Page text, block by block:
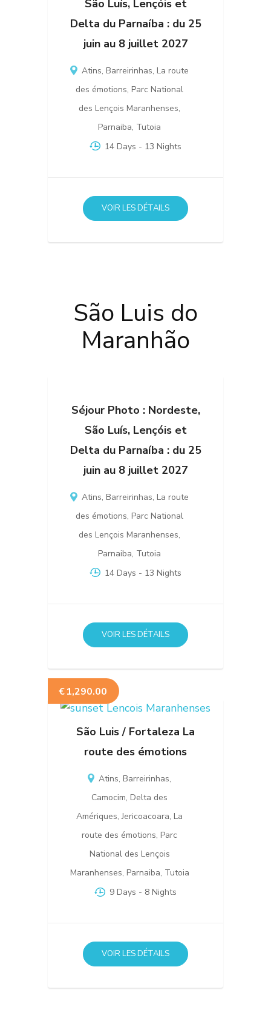
São Luís, Lençóis et
Delta du Parnaíba : du 25
juin au 8 juillet 2027
Atins, Barreirinhas, La route
des émotions, Parc National
des Lençois Maranhenses,
Parnaiba, Tutoia
14 Days - 13 Nights
VOIR LES DÉTAILS
São Luis do
Maranhão
Séjour Photo : Nordeste,
São Luís, Lençóis et
Delta du Parnaíba : du 25
juin au 8 juillet 2027
Atins, Barreirinhas, La route
des émotions, Parc National
des Lençois Maranhenses,
Parnaiba, Tutoia
14 Days - 13 Nights
VOIR LES DÉTAILS
€1,290.00
São Luis / Fortaleza La
route des émotions
Atins,Barreirinhas,
Camocim, Delta des
Amériques,Jericoacoara, La
route des émotions, Parc
National des Lençois
Maranhenses, Parnaiba, Tutoia
9 Days - 8 Nights
VOIR LES DÉTAILS